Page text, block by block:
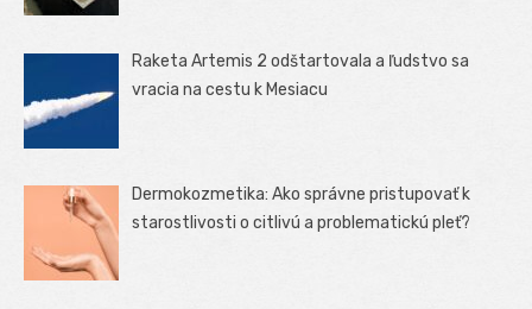
Raketa Artemis 2 odštartovala a ľudstvo sa
vracia na cestu k Mesiacu
Dermokozmetika: Ako správne pristupovať k
starostlivosti o citlivú a problematickú pleť?